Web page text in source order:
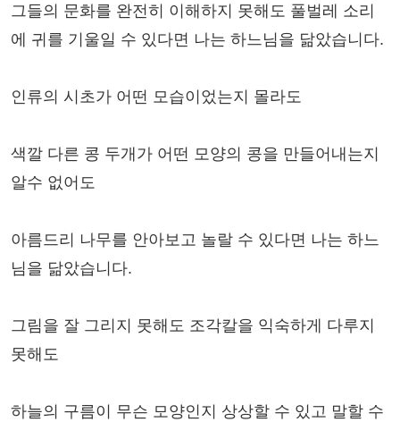
그들의 문화를 완전히 이해하지 못해도 풀벌레 소리
에 귀를 기울일 수 있다면 나는 하느님을 닮았습니다.
인류의 시초가 어떤 모습이었는지 몰라도
색깔 다른 콩 두개가 어떤 모양의 콩을 만들어내는지
알수 없어도
아름드리 나무를 안아보고 놀랄 수 있다면 나는 하느
님을 닮았습니다.
그림을 잘 그리지 못해도 조각칼을 익숙하게 다루지
못해도
하늘의 구름이 무슨 모양인지 상상할 수 있고 말할 수